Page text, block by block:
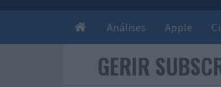
Análises Apple
GERIR